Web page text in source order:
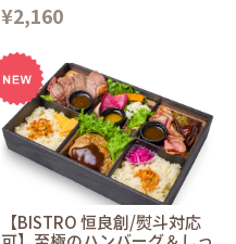
¥2,160
【BISTRO 恒良創/熨斗対応